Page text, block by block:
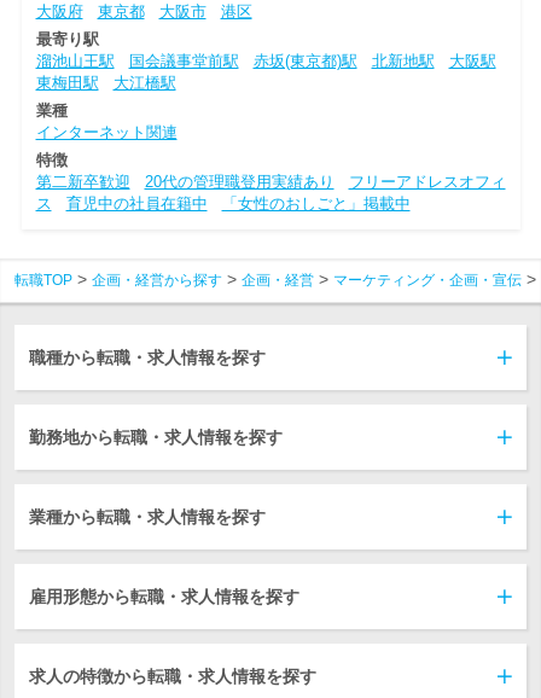
大阪府
東京都 大阪市
港区
最寄り駅
溜池山王駅
国会議事堂前駅 赤坂(東京都)駅 北新地駅
大阪駅
東梅田駅
大江橋駅
業種
インターネット関連
特徴
第二新卒歓迎
20代の管理職登用実績あり
フリーアドレスオフィ
ス
育児中の社員在籍中 「女性のおしごと」掲載中
転職TOP 企画・経営から探す 企画・経営 マーケティング・企画・宣伝
職種から転職・求人情報を探す
勤務地から転職・求人情報を探す
業種から転職・求人情報を探す
雇用形態から転職・求人情報を探す
求人の特徴から転職・求人情報を探す